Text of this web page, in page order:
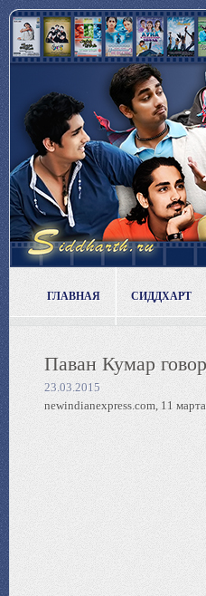
ГЛАВНАЯ СИДДХАРТ
Паван Кумар
23.03.2015
newindianexpress.com, 11